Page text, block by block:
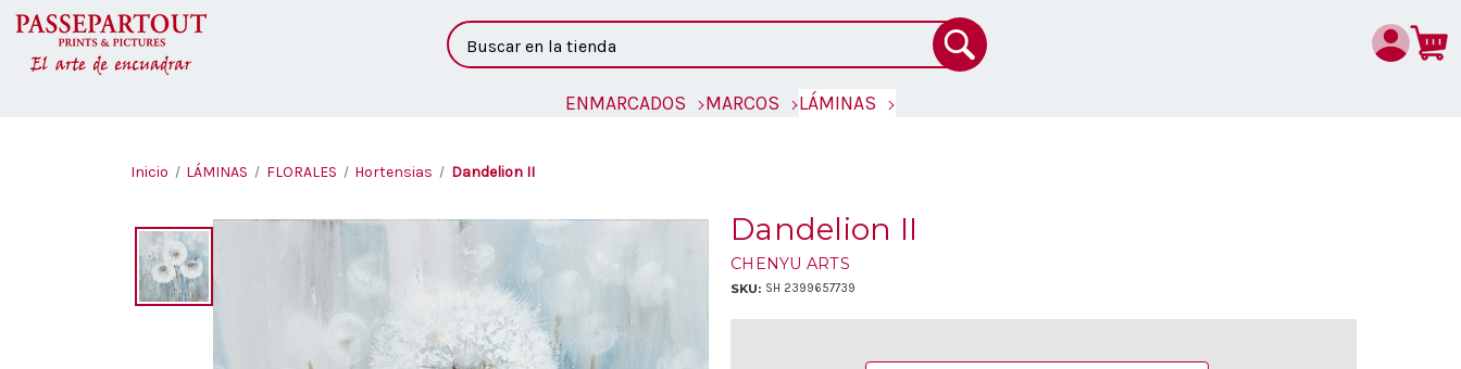
Buscar
ENMARCADOS MARCOS LÁMINAS
Inicio LÁMINAS FLORALES Hortensias Dandelion II
Dandelion II
CHENYU ARTS
SKU: SH 2399657739